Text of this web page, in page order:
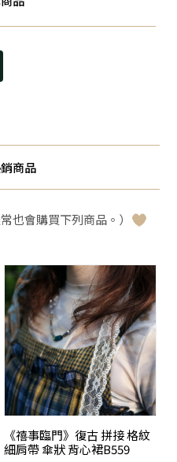
商品
也會購買下列商品。）
《禧事臨門》復古 拼接 格紋
細肩帶 傘狀 背心裙B559